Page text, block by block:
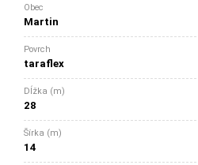
Obec
Martin
Povrch
taraflex
Dĺžka (m)
28
Šírka (m)
14